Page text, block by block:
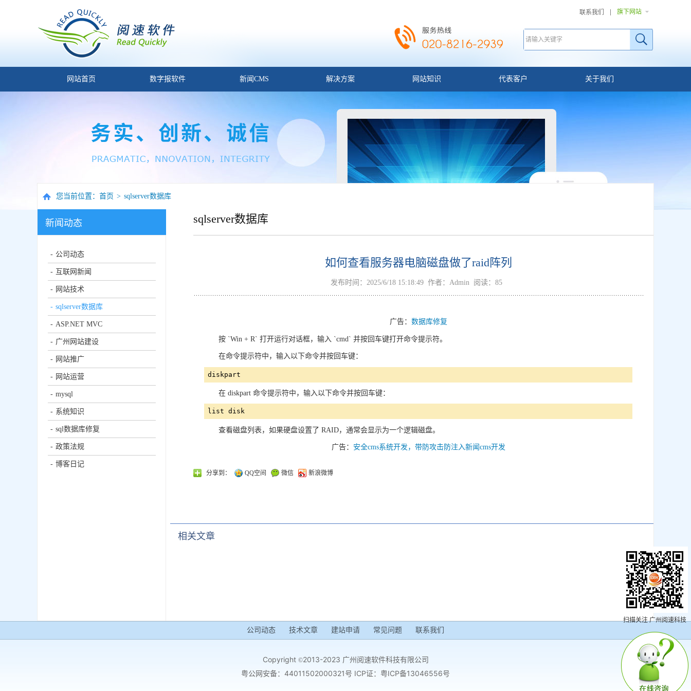
联系我们 旗下网站
网站首页 数字报软件 新闻CMS 解决方案 网站知识 代表客户 关于我们
您当前位置： 首页 > sqlserver数据库
新闻动态
公司动态
互联网新闻
网站技术
sqlserver数据库
ASP.NET MVC
广州网站建设
网站推广
网站运营
mysql
系统知识
sql数据库修复
政策法规
博客日记
sqlserver数据库
如何查看服务器电脑磁盘做了raid阵列
发布时间：2025/6/18 15:18:49 作者：Admin 阅读：85
广告： 数据库修复
按 `Win + R` 打开运行对话框，输入 `cmd` 并按回车键打开命令提示符。
在命令提示符中，输入以下命令并按回车键：
diskpart
在 diskpart 命令提示符中，输入以下命令并按回车键：
list disk
查看磁盘列表，如果硬盘设置了 RAID，通常会显示为一个逻辑磁盘。
广告： 安全cms系统开发，带防攻击防注入新闻cms开发
分享到： QQ空间 微信 新浪微博
相关文章
公司动态 技术文章 建站申请 常见问题 联系我们
Copyright ©2013-2023 广州阅速软件科技有限公司
粤公网安备：44011502000321号 ICP证： 粤ICP备13046556号
扫描关注 广州阅速科技